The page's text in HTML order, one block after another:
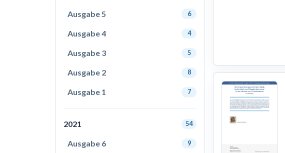
Ausgabe 5 6
Ausgabe 4 4
Ausgabe 3 5
Ausgabe 2 8
Ausgabe 1 7
2021 54
Ausgabe 6 9